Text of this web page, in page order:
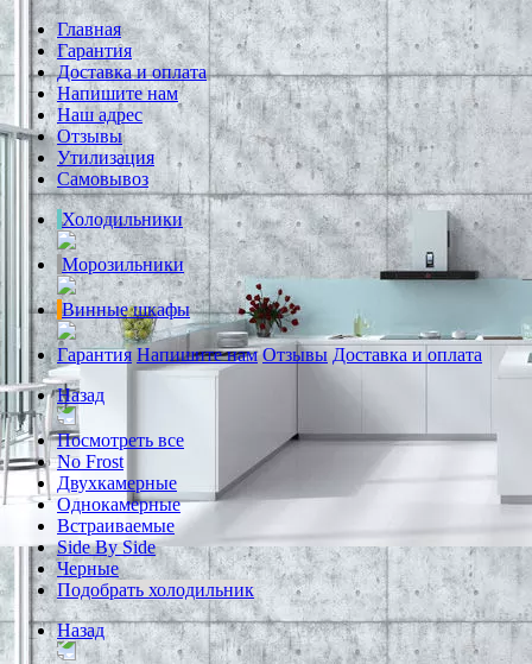
Главная
Гарантия
Доставка и оплата
Напишите нам
Наш адрес
Отзывы
Утилизация
Самовывоз
Холодильники
Морозильники
Винные шкафы
Гарантия Напишите нам Отзывы Доставка и оплата
Назад
Посмотреть все
No Frost
Двухкамерные
Однокамерные
Встраиваемые
Side By Side
Черные
Подобрать холодильник
Назад